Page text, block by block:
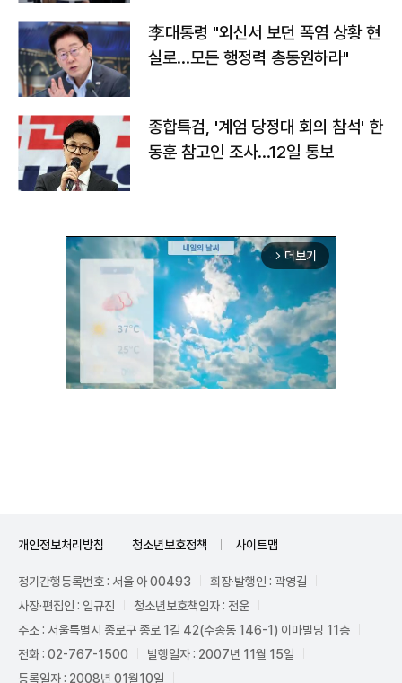
李대통령 "외신서 보던 폭염 상황 현
실로…모든 행정력 총동원하라"
종합특검, '계엄 당정대 회의 참석' 한
동훈 참고인 조사...12일 통보
arrow_forward_ios 더보기
개인정보처리방침 청소년보호정책 사이트맵
정기간행등록번호 : 서울 아 00493
회장·발행인 : 곽영길
사장·편집인 : 임규진
청소년보호책임자 : 전운
주소 : 서울특별시 종로구 종로 1길 42(수송동 146-1) 이마빌딩 11층
전화 : 02-767-1500
발행일자 : 2007년 11월 15일
등록일자 : 2008년 01월10일